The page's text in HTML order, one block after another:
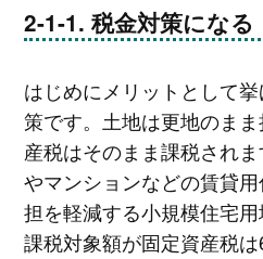
税金対策になる
はじめにメリットとして
策です。土地は更地のま
産税はそのまま課税され
やマンションなどの賃貸
担を軽減する小規模住宅用
課税対象額が固定資産税